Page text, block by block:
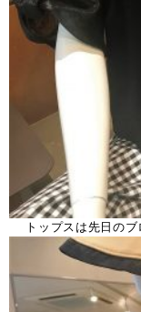
トップスは先日の